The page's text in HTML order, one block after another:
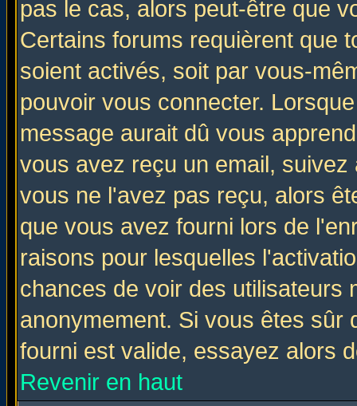
pas le cas, alors peut-être que
Certains forums requièrent que
soient activés, soit par vous-
pouvoir vous connecter.
message aurait dû vous
vous avez reçu un email,
vous ne l'avez pas reçu, alors
que vous avez fourni lors de
raisons pour lesquelles
chances de voir des utilisateurs
anonymement. Si vous êtes sûr
fourni est valide, essayez alors
Revenir en haut